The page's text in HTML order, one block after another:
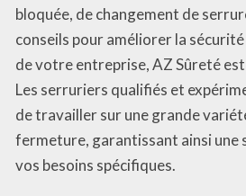
bloquée, de changement de
conseils pour améliorer la
de votre entreprise, AZ Sûreté
Les serruriers qualifiés et
de travailler sur une grande
fermeture, garantissant ainsi une
vos besoins spécifiques.